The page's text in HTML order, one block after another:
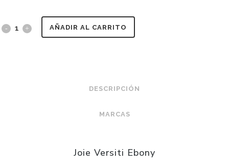
AÑADIR AL CARRITO
DESCRIPCIÓN
MARCAS
Joie Versiti Ebony